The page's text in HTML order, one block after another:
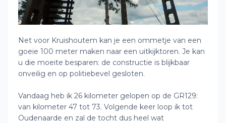
Net voor Kruishoutem kan je een ommetje van een
goeie 100 meter maken naar een uitkijktoren. Je kan
u die moeite besparen: de constructie is blijkbaar
onveilig en op politiebevel gesloten.
Vandaag heb ik 26 kilometer gelopen op de GR129:
van kilometer 47 tot 73. Volgende keer loop ik tot
Oudenaarde en zal de tocht dus heel wat